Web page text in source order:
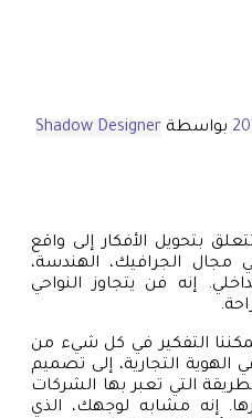
بواسطة Shadow Designer
بتحويل الأفكار إلى واقع
الجرافيك، الهندسة،
إنه فن يتجاوز النواحي
التفكير في كل شيء من
الهوية التجارية، إلى تصميم
التي تعبر بها الشركات
إنه مشابه لوجهك، الذي